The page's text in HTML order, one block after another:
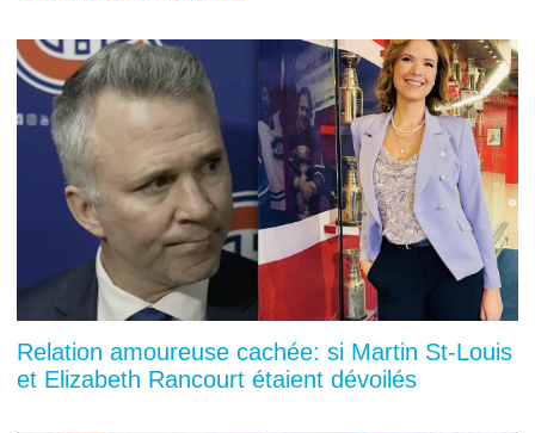
Relation amoureuse cachée: si Martin St-Louis
et Elizabeth Rancourt étaient dévoilés